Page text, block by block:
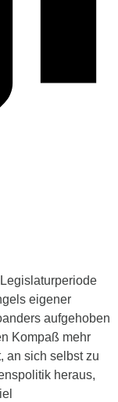
eigener
aufgehoben
Kompaß mehr
an sich selbst zu
heraus,